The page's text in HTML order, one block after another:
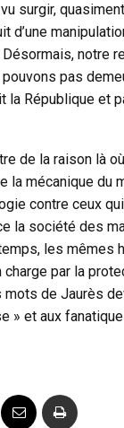
surgir,
d’une
notre
pas
la République et
de la raison là
la mécanique du
contre ceux
la société des
les mêmes
par la
de Jaurès
» et aux